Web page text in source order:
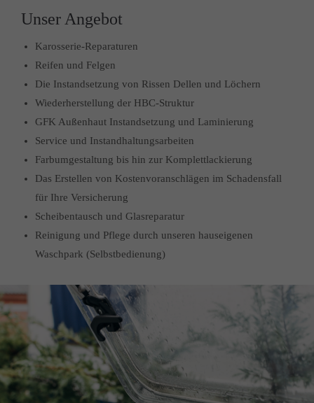
Unser Angebot
Karosserie-Reparaturen
Reifen und Felgen
Die Instandsetzung von Rissen Dellen und Löchern
Wiederherstellung der HBC-Struktur
GFK Außenhaut Instandsetzung und Laminierung
Service und Instandhaltungsarbeiten
Farbumgestaltung bis hin zur Komplettlackierung
Das Erstellen von Kostenvoranschlägen im Schadensfall
für Ihre Versicherung
Scheibentausch und Glasreparatur
Reinigung und Pflege durch unseren hauseigenen
Waschpark (Selbstbedienung)